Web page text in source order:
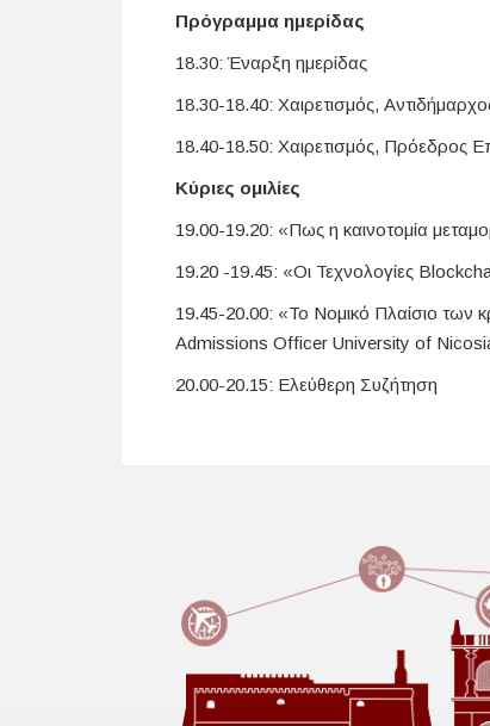
Πρόγραμμα ημερίδας
18.30: Έναρξη ημερίδας
18.30-18.40: Χαιρετισμός,
18.40-18.50: Χαιρετισμός, Πρόεδρος
Κύριες ομιλίες
19.00-19.20: «Πως η καινοτομία
19.20 -19.45: «Οι Τεχνολογίες
19.45-20.00: «To Νομικό Πλαίσιο
Admissions Officer University of
20.00-20.15: Ελεύθερη Συζήτηση